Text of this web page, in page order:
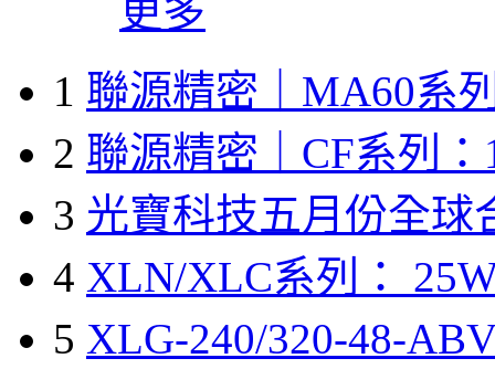
更多
1 聯源精密｜MA60系
2 聯源精密｜CF系列：
3 光寶科技五月份全球
4 XLN/XLC系列：
5 XLG-240/320-48-